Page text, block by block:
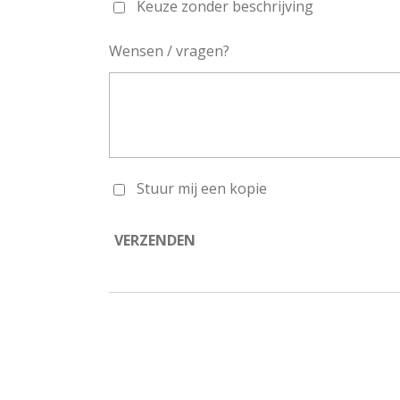
Keuze zonder beschrijving
Wensen / vragen?
Stuur mij een kopie
VERZENDEN